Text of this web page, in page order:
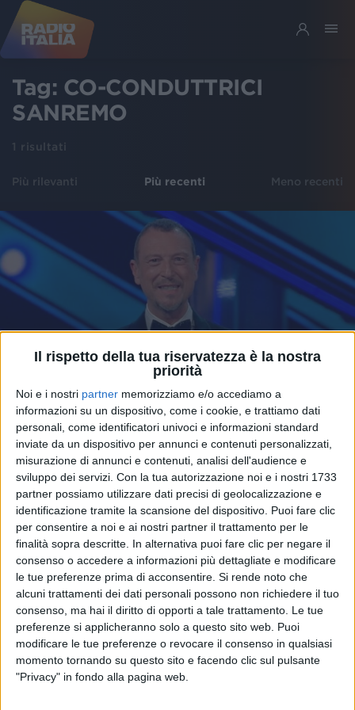
Il rispetto della tua riservatezza è la nostra
priorità
Noi e i nostri partner memorizziamo e/o accediamo a
informazioni su un dispositivo, come i cookie, e trattiamo dati
personali, come identificatori univoci e informazioni standard
inviate da un dispositivo per annunci e contenuti personalizzati,
misurazione di annunci e contenuti, analisi dell'audience e
sviluppo dei servizi. Con la tua autorizzazione noi e i nostri 1733
partner possiamo utilizzare dati precisi di geolocalizzazione e
identificazione tramite la scansione del dispositivo. Puoi fare clic
per consentire a noi e ai nostri partner il trattamento per le
finalità sopra descritte. In alternativa puoi fare clic per negare il
consenso o accedere a informazioni più dettagliate e modificare
le tue preferenze prima di acconsentire. Si rende noto che
alcuni trattamenti dei dati personali possono non richiedere il tuo
consenso, ma hai il diritto di opporti a tale trattamento. Le tue
preferenze si applicheranno solo a questo sito web. Puoi
modificare le tue preferenze o revocare il consenso in qualsiasi
momento tornando su questo sito e facendo clic sul pulsante
"Privacy" in fondo alla pagina web.
Tag: CO-CONDUTTRICI
SANREMO
1 risultati
Più rilevanti Più recenti Meno recenti
SANREMO 12 gen 2022
Amadeus svela le cinque co-conduttrici del
Festival di Sanremo
Si tratta di Ornella Muti, Lorena Cesarini, Drusilla
Foer, Maria Chiara Giannetta e Sabrina Ferilli
Chi siamo